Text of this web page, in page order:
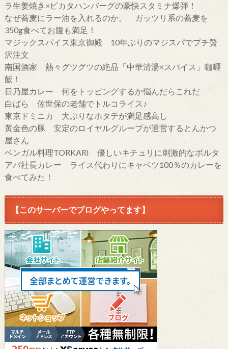
ラ生姜焼き×ピカタハンバーグの豪快スタミナ爆弾！
なぜ蕎麦にラー油を入れるのか。 ガッツリ系の蕎麦を
350g食べてお腹も満足！
マジックスパイス東京御殿 10年ぶりのマジスパでプチ贅
沢注文
南国酒家 熱々グツグツの絶品「中華清湯×スパイス」咖喱
飯！
日乃屋カレー 何をトッピングするか悩んだらこれだ
白ばら 佐世保の老舗でトルコライス♪
東京ドミニカ 大ぶりなホタテが満足感高し
黄金色の豚 安定のロイヤルグループが運営するとんかつ
屋さん
ベンガル料理TORKARI 優しいキチュリに刺激的なボルタ
アパ社長カレー ライス代わりにキャベツ100％のカレーを
食べてみた！
【このサーバーでブログやってます】